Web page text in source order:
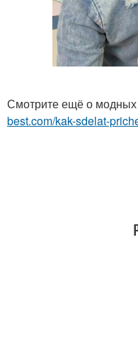
Смотрите ещё о модных
best.com/kak-sdelat-